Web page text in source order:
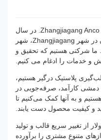
Zhangjiagang Anco Machinery Equipment Co., Ltd. در سال
2008 تاسیس شد و دفتر مرکزی آن در شهر Zhangjiagang، شهر
هستیم که تحقیق و
را ادغام می کنیم.
پلاستیک درگیر هستیم،
کارآمد، صرفه‌جویی در
به آنها کمک می‌کنیم تا
کیفیت محصول دست یابند.
سریع قالب و تولید
متنوع مشتری را برآورده